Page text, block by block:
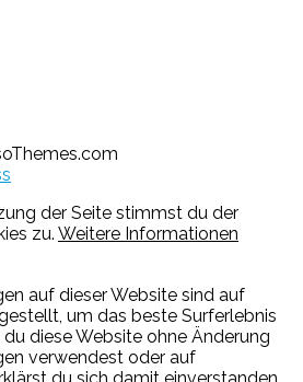
der Seite stimmst du der
zu. Weitere Informationen
auf dieser Website sind auf
um das beste Surferlebnis
diese Website ohne Änderung
verwendest oder auf